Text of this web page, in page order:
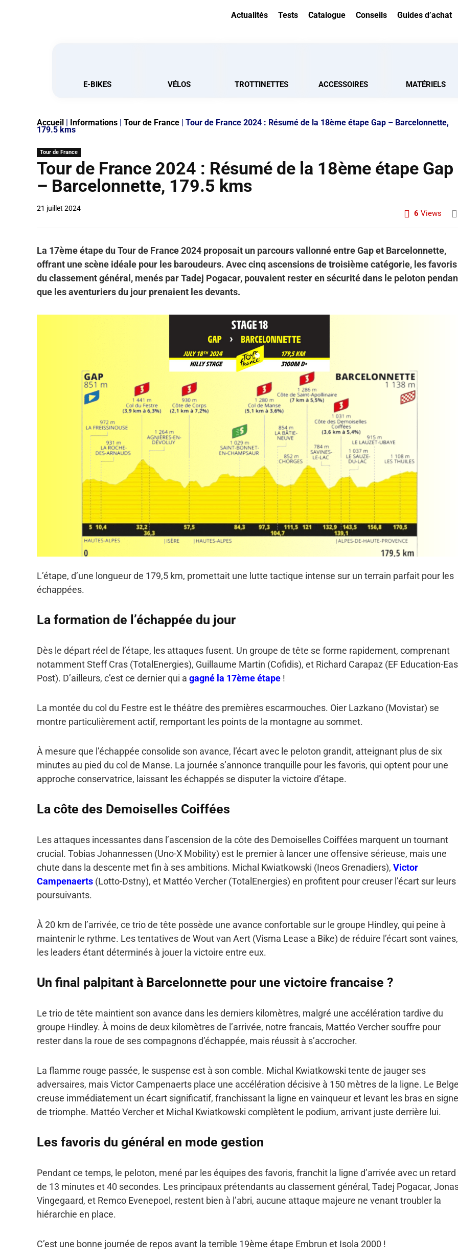
Actualités Tests Catalogue Conseils Guides d’achat
E-BIKES VÉLOS TROTTINETTES ACCESSOIRES MATÉRIELS
Accueil | Informations | Tour de France | Tour de France 2024 : Résumé de la 18ème étape Gap – Barcelonnette,
179.5 kms
Tour de France
Tour de France 2024 : Résumé de la 18ème étape Gap
– Barcelonnette, 179.5 kms
21 juillet 2024
6 Views
La 17ème étape du Tour de France 2024 proposait un parcours vallonné entre Gap et Barcelonnette,
offrant une scène idéale pour les baroudeurs. Avec cinq ascensions de troisième catégorie, les favoris
du classement général, menés par Tadej Pogacar, pouvaient rester en sécurité dans le peloton
que les aventuriers du jour prenaient les devants.
L’étape, d’une longueur de 179,5 km, promettait une lutte tactique intense sur un terrain parfait pour les
échappées.
La formation de l’échappée du jour
Dès le départ réel de l’étape, les attaques fusent. Un groupe de tête se forme rapidement, comprenant
notamment Steff Cras (TotalEnergies), Guillaume Martin (Cofidis), et Richard Carapaz (EF Education-
Post). D’ailleurs, c’est ce dernier qui a gagné la 17ème étape !
La montée du col du Festre est le théâtre des premières escarmouches. Oier Lazkano (Movistar) se
montre particulièrement actif, remportant les points de la montagne au sommet.
À mesure que l’échappée consolide son avance, l’écart avec le peloton grandit, atteignant plus de six
minutes au pied du col de Manse. La journée s’annonce tranquille pour les favoris, qui optent pour une
approche conservatrice, laissant les échappés se disputer la victoire d’étape.
La côte des Demoiselles Coiffées
Les attaques incessantes dans l’ascension de la côte des Demoiselles Coiffées marquent un tournant
crucial. Tobias Johannessen (Uno-X Mobility) est le premier à lancer une offensive sérieuse, mais une
chute dans la descente met fin à ses ambitions. Michal Kwiatkowski (Ineos Grenadiers), Victor
Campenaerts (Lotto-Dstny), et Mattéo Vercher (TotalEnergies) en profitent pour creuser l’écart sur leurs
poursuivants.
À 20 km de l’arrivée, ce trio de tête possède une avance confortable sur le groupe Hindley, qui peine à
maintenir le rythme. Les tentatives de Wout van Aert (Visma Lease a Bike) de réduire l’écart sont vaines,
les leaders étant déterminés à jouer la victoire entre eux.
Un final palpitant à Barcelonnette pour une victoire francaise ?
Le trio de tête maintient son avance dans les derniers kilomètres, malgré une accélération tardive du
groupe Hindley. À moins de deux kilomètres de l’arrivée, notre francais, Mattéo Vercher souffre pour
rester dans la roue de ses compagnons d’échappée, mais réussit à s’accrocher.
La flamme rouge passée, le suspense est à son comble. Michal Kwiatkowski tente de jauger ses
adversaires, mais Victor Campenaerts place une accélération décisive à 150 mètres de la ligne. Le
creuse immédiatement un écart significatif, franchissant la ligne en vainqueur et levant les bras en signe
de triomphe. Mattéo Vercher et Michal Kwiatkowski complètent le podium, arrivant juste derrière lui.
Les favoris du général en mode gestion
Pendant ce temps, le peloton, mené par les équipes des favoris, franchit la ligne d’arrivée avec un retard
de 13 minutes et 40 secondes. Les principaux prétendants au classement général, Tadej Pogacar,
Vingegaard, et Remco Evenepoel, restent bien à l’abri, aucune attaque majeure ne venant troubler la
hiérarchie en place.
C’est une bonne journée de repos avant la terrible 19ème étape Embrun et Isola 2000 !